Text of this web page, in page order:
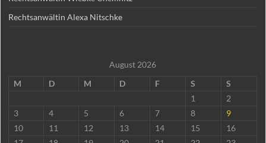
Rechtsanwältin Alexa Nitschke
August 2026
M
D M D F S
S
1
2
3
4 5 6 7 8
9
10
11 12 13 14 15
16